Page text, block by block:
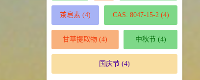
茶皂素(4) CAS: 8047-15-2(4)
甘草提取物(4) 中秋节(4)
国庆节(4)